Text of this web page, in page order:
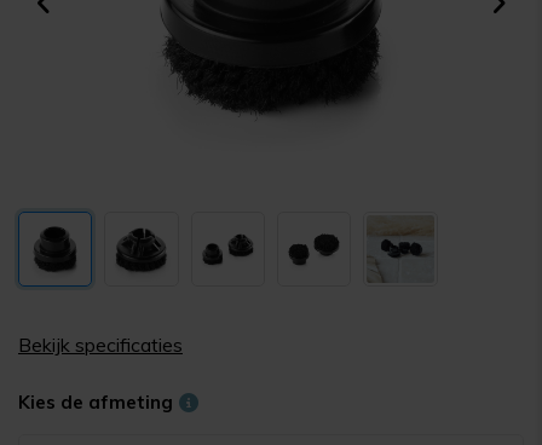
Bekijk specificaties
Kies de afmeting